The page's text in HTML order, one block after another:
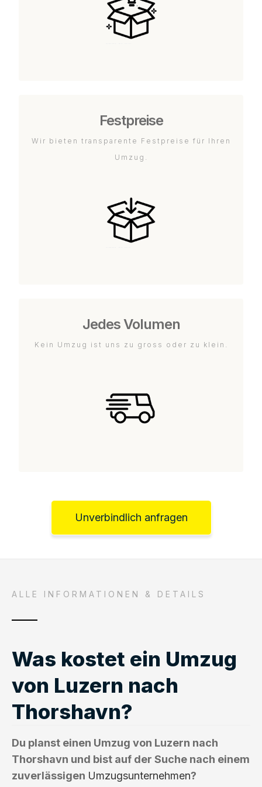
Festpreise
Wir bieten transparente Festpreise für Ihren
Umzug.
Jedes Volumen
Kein Umzug ist uns zu gross oder zu klein.
Unverbindlich anfragen
ALLE INFORMATIONEN & DETAILS
Was kostet ein Umzug
von Luzern nach
Thorshavn?
Du planst einen Umzug von Luzern nach
Thorshavn und bist auf der Suche nach einem
zuverlässigen Umzugsunternehmen?